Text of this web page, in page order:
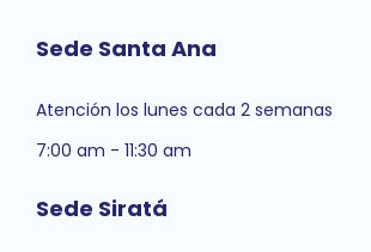
Sede Santa Ana
Atención los lunes cada 2 semanas
7:00 am - 11:30 am
Sede Siratá